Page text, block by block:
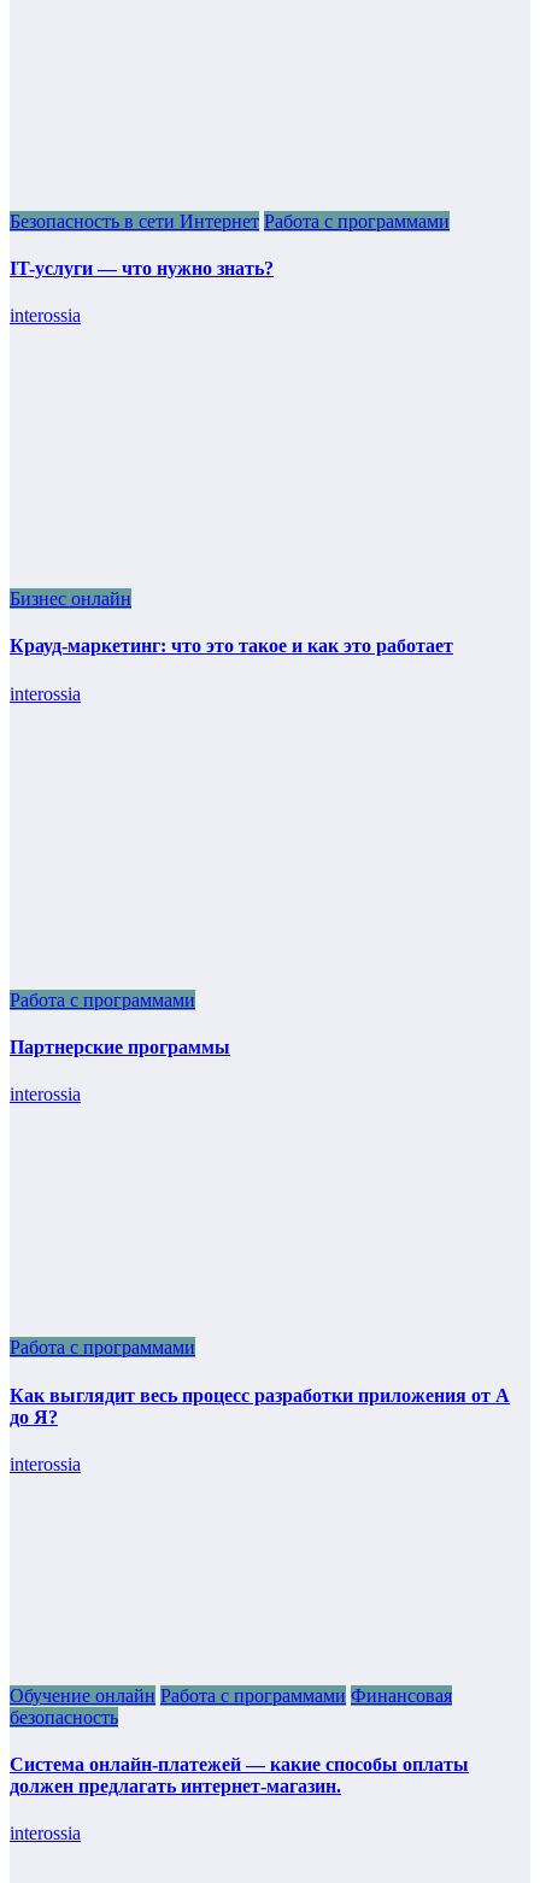
Безопасность в сети Интернет Работа с программами
IT-услуги — что нужно знать?
interossia
Бизнес онлайн
Крауд-маркетинг: что это такое и как это работает
interossia
Работа с программами
Партнерские программы
interossia
Работа с программами
Как выглядит весь процесс разработки приложения от А
до Я?
interossia
Обучение онлайн Работа с программами Финансовая
безопасность
Система онлайн-платежей — какие способы оплаты
должен предлагать интернет-магазин.
interossia